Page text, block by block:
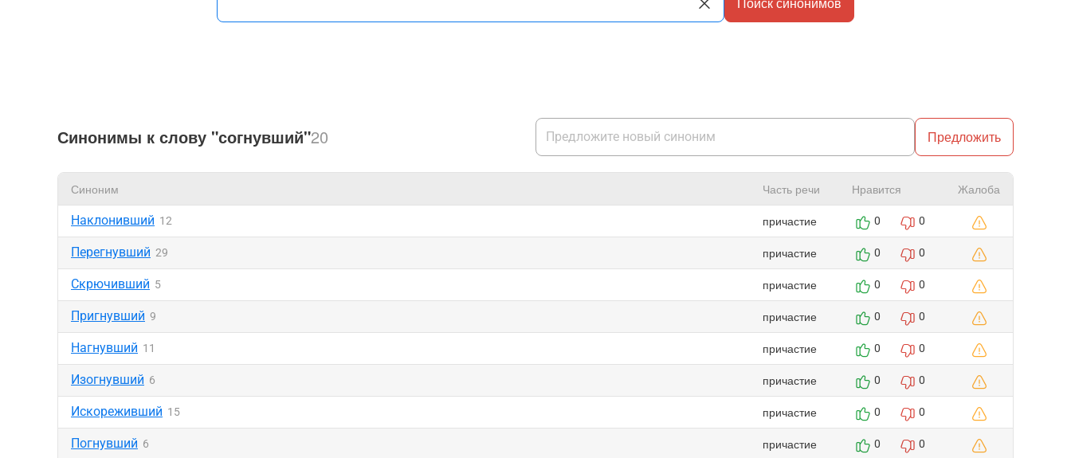
Синонимы к слову "согнувший"20 Предложить
Синоним Часть речи Нравится Жалоба
Наклонивший 12 причастие 0 0
Перегнувший 29 причастие 0 0
Скрючивший 5 причастие 0 0
Пригнувший 9 причастие 0 0
Нагнувший 11 причастие 0 0
Изогнувший 6 причастие 0 0
Искореживший 15 причастие 0 0
Погнувший 6 причастие 0 0